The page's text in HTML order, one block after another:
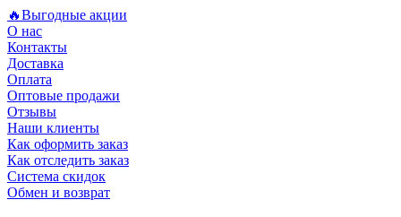
🔥Выгодные акции
О нас
Контакты
Доставка
Оплата
Оптовые продажи
Отзывы
Наши клиенты
Как оформить заказ
Как отследить заказ
Система скидок
Обмен и возврат